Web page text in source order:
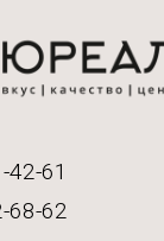
61
68-62